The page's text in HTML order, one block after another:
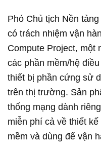
Phó Chủ tịch Nền
có trách nhiệm vận
Compute Project, một
các phần mềm/hệ
thiết bị phần cứng sử
trên thị trường. Sản
thống mạng dành
miễn phí cả về thiết
mềm và dùng để vận